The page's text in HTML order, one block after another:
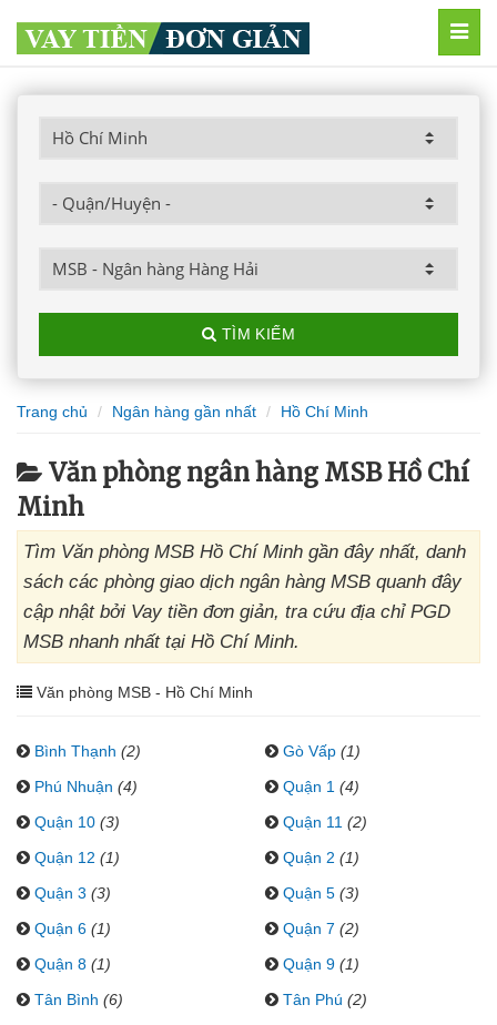
TÌM KIẾM
Trang chủ Ngân hàng gần nhất Hồ Chí Minh
Văn phòng ngân hàng MSB Hồ Chí
Minh
Tìm Văn phòng MSB Hồ Chí Minh gần đây nhất, danh
sách các phòng giao dịch ngân hàng MSB quanh đây
cập nhật bởi Vay tiền đơn giản, tra cứu địa chỉ PGD
MSB nhanh nhất tại Hồ Chí Minh.
Văn phòng MSB - Hồ Chí Minh
Bình Thạnh (2) Gò Vấp (1)
Phú Nhuận (4) Quận 1 (4)
Quận 10 (3) Quận 11 (2)
Quận 12 (1) Quận 2 (1)
Quận 3 (3) Quận 5 (3)
Quận 6 (1) Quận 7 (2)
Quận 8 (1) Quận 9 (1)
Tân Bình (6) Tân Phú (2)